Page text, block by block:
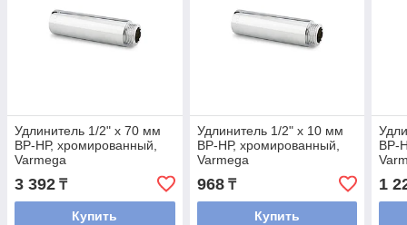
Удлинитель 1/2" x 70 мм
ВР-НР, хромированный,
Varmega
3 392 ₸
Купить
Удлинитель 1/2" x 10 мм
ВР-НР, хромированный,
Varmega
968₸
Купить
ВР-
1